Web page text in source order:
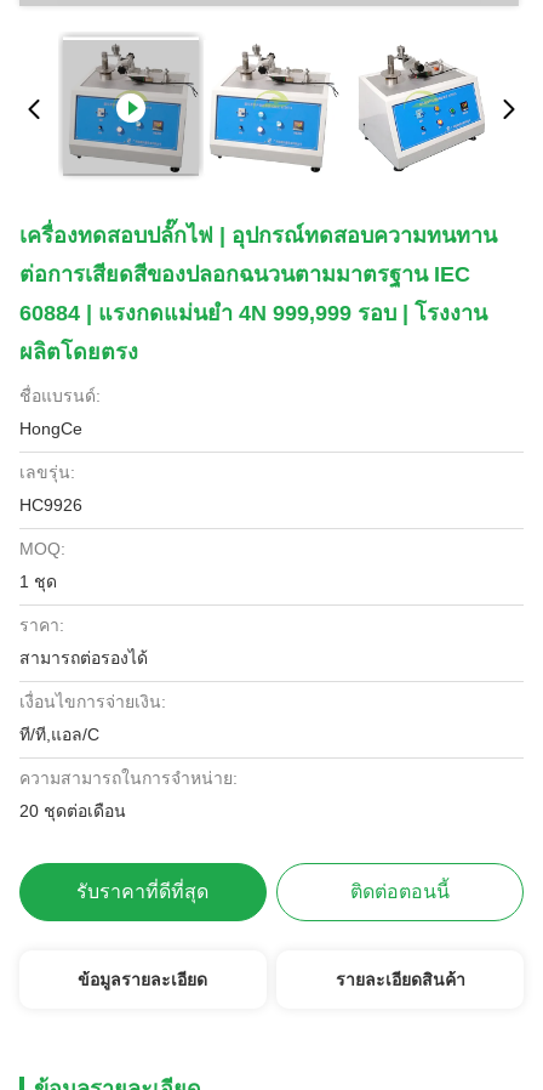
เครื่องทดสอบปลั๊กไฟ | อุปกรณ์ทดสอบความทนทาน
ต่อการเสียดสีของปลอกฉนวนตามมาตรฐาน IEC
60884 | แรงกดแม่นยำ 4N 999,999 รอบ | โรงงาน
ผลิตโดยตรง
ชื่อแบรนด์:
HongCe
เลขรุ่น:
HC9926
MOQ:
1 ชุด
ราคา:
สามารถต่อรองได้
เงื่อนไขการจ่ายเงิน:
ที/ที,แอล/C
ความสามารถในการจําหน่าย:
20 ชุดต่อเดือน
รับราคาที่ดีที่สุด ติดต่อตอนนี้
ข้อมูลรายละเอียด รายละเอียดสินค้า